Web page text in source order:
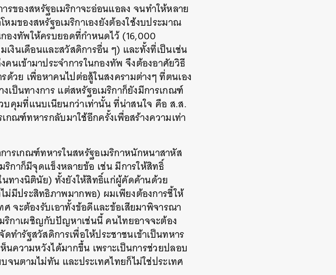
รของสหรัฐอเมริกาจะอ่อนแอลง จนทำให้หลาย
มของสหรัฐอเมริกาเองยังต้องใช้งบประมาณ
องทัพให้ครบยอดที่กำหนดไว้ (16,000
งินเดือนและสวัสดิการอื่น ๆ) และทั้งที่เป็นเช่น
นเข้ามาประจำการในกองทัพ จึงต้องอาศัยวิธี
ด้วย เพื่อหาคนไปต่อสู้ในสงครามต่างๆ ที่ตนเอง
เป็นทางการ แต่สหรัฐอเมริกาก็ยังมีการเกณฑ์
คุมที่แนบเนียนกว่าเท่านั้น ที่น่าสนใจ คือ ส.ส.
กณฑ์ทหารกลับมาใช้อีกครั้งเพื่อสร้างความเท่า
รเกณฑ์ทหารในสหรัฐอเมริกาหนักหนาสาหัส
ริกาก็มีจุดแข็งหลายข้อ เช่น มีการให้สิทธิ์
นทางนิตินัย) ทั้งยังให้สิทธิ์แก่ผู้คัดค้านด้วย
ม่มีประสิทธิภาพมากพอ) ผมเพียงต้องการชี้ให้
จะต้องรับเอาทั้งข้อดีและข้อเสียมาพิจารณา
กาเผชิญกับปัญหาเช่นนี้ คนไทยอาจจะต้อง
ทำรัฐสวัสดิการเพื่อให้ประชาชนเข้าเป็นทหาร
ความหวังได้มากขึ้น เพราะเป็นการช่วยปลอบ
จนตามไม่ทัน และประเทศไทยก็ไม่ใช่ประเทศ